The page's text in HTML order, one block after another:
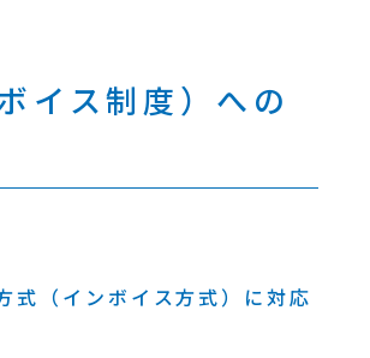
イス制度）への
（インボイス方式）に対応